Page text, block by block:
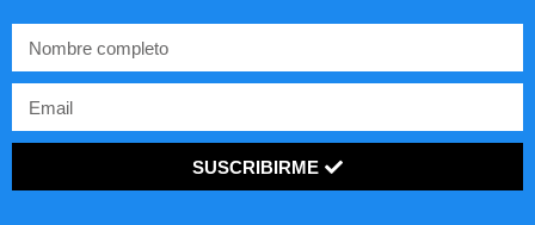
LEER ARTÍCULO...
SUSCRIBIRME